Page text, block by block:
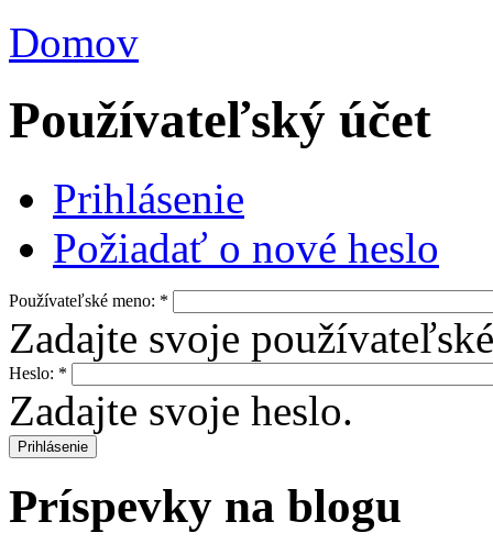
Domov
Používateľský účet
Prihlásenie
Požiadať o nové heslo
Používateľské meno: *
Zadajte svoje
Heslo: *
Zadajte svoje heslo.
Príspevky na blogu